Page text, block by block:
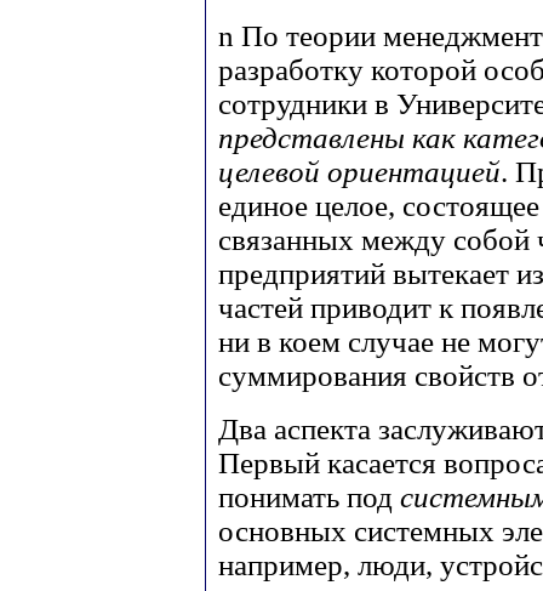
n По теории
разработку которой
сотрудники в
представлены как
целевой ориентацией.
единое целое,
связанных между собой
предприятий вытекает
частей приводит к
ни в коем случае не
суммирования свойств
Два аспекта
Первый касается
понимать под
основных системных
например, люди,